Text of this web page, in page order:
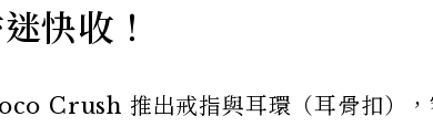
快收！
Crush 推出戒指與耳環（耳骨扣）